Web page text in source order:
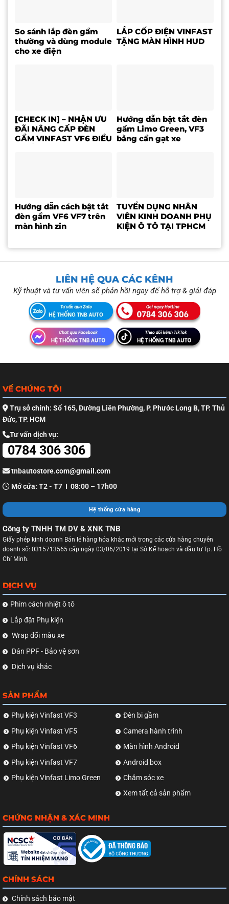
So sánh lắp đèn gầm
thường và dùng module
cho xe điện
LẮP CỐP ĐIỆN VINFAST
TẶNG MÀN HÌNH HUD
[CHECK IN] – NHẬN ƯU
ĐÃI NÂNG CẤP ĐÈN
GẦM VINFAST VF6 ĐIỀU
Hướng dẫn bật tắt đèn
gầm Limo Green, VF3
bằng cần gạt xe
Hướng dẫn cách bật tắt
đèn gầm VF6 VF7 trên
màn hình zin
TUYỂN DỤNG NHÂN
VIÊN KINH DOANH PHỤ
KIỆN Ô TÔ TẠI TPHCM
LIÊN HỆ QUA CÁC KÊNH
Kỹ thuật và tư vấn viên sẽ phản hồi ngay để hỗ trợ & giải đáp
VỀ CHÚNG TÔI
Trụ sở chính: Số 165, Đường Liên Phường, P. Phước Long B, TP. Thủ
Đức, TP. HCM
Tư vấn dịch vụ:
0784 306 306
tnbautostore.com@gmail.com
Mở cửa: T2 - T7 I 08:00 – 17h00
Hệ thống cửa hàng
Công ty TNHH TM DV & XNK TNB
Giấy phép kinh doanh Bán lẻ hàng hóa khác mới trong các cửa hàng chuyên
doanh số: 0315713565 cấp ngày 03/06/2019 tại Sở Kế hoạch và đầu tư Tp. Hồ
Chí Minh.
DỊCH VỤ
Phim cách nhiệt ô tô
Lắp đặt Phụ kiện
Wrap đổi màu xe
Dán PPF - Bảo vệ sơn
Dịch vụ khác
SẢN PHẨM
Phụ kiện Vinfast VF3
Phụ kiện Vinfast VF5
Phụ kiện Vinfast VF6
Phụ kiện Vinfast VF7
Phụ kiện Vinfast Limo Green
Đèn bi gầm
Camera hành trình
Màn hình Android
Android box
Chăm sóc xe
Xem tất cả sản phẩm
CHỨNG NHẬN & XÁC MINH
CHÍNH SÁCH
Chính sách bảo mật